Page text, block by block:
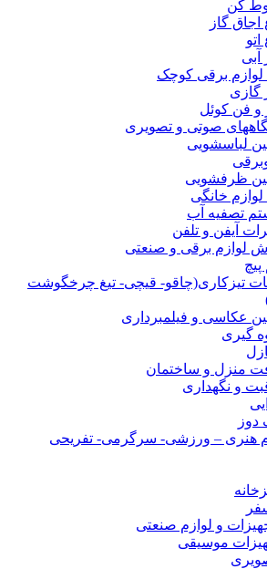
کن
اجاق گاز
اتو
لوازم برقی کوچک
گازی
و فن کوئل
صوتی و تصویری
لباسشویی
ظرفشویی
لوازم خانگی
تصفیه آب
آیفن و تلفن
لوازم برقی و صنعتی
تیزکاری(چاقو- قیچی- تیغ چرخگوشت
عکاسی و فیلمبرداری
گیری
منزل و ساختمان
و نگهداری
هنری – ورزشی- سرگرمی- تفریحی
و لوازم صنعتی
موسیقی